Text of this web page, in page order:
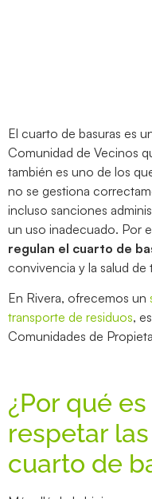
El cuarto de basuras es
Comunidad de Vecinos
también es uno de los
no se gestiona
incluso sanciones
un uso inadecuado. Por
regulan el cuarto de
convivencia y la salud
En Rivera, ofrecemos un
transporte de residuos,
Comunidades de
¿Por qué
respetar
cuarto de